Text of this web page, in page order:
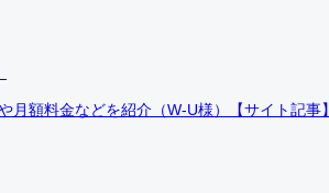
額料金などを紹介（W-U様）【サイト記事】